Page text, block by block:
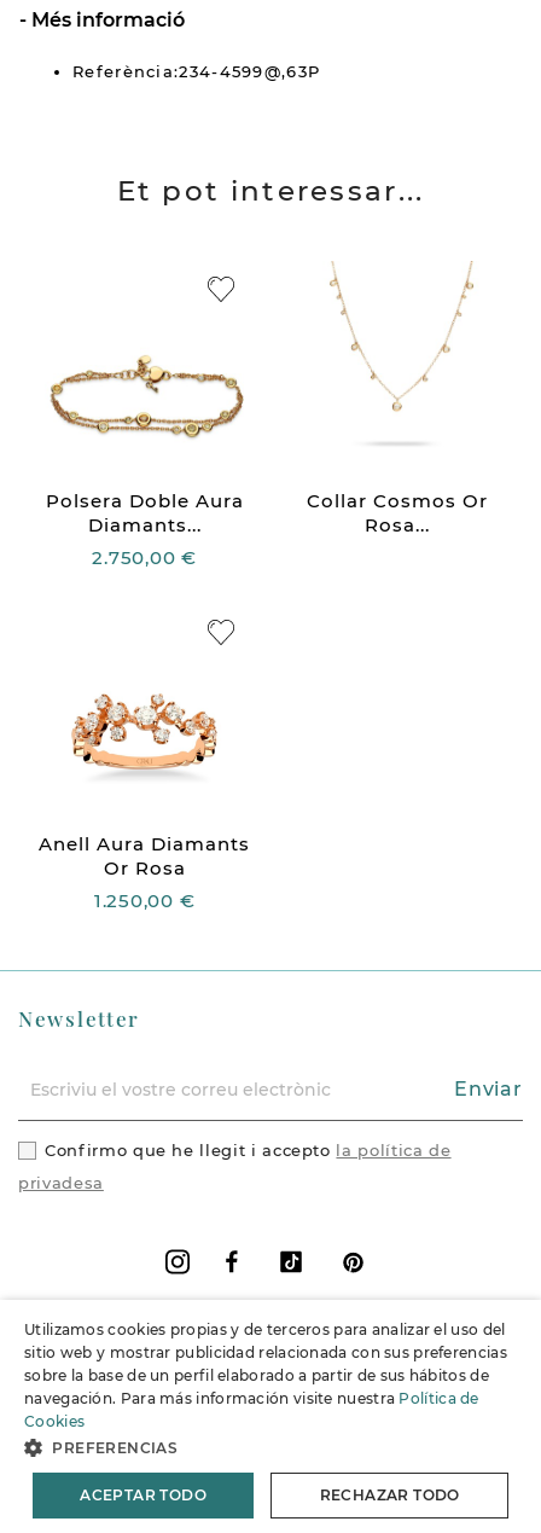
Més informació
Referència:234-4599@,63P
Et pot interessar...
Polsera Doble Aura
Diamants...
2.750,00 €
Collar Cosmos Or
Rosa...
Anell Aura Diamants
Or Rosa
1.250,00 €
Informació
Suport
© 2026 Joieria Grau.Tots els drets reservats.
Newsletter
Enviar
Confirmo que he llegit i accepto la política de
privadesa
FacebookVimeo
Instagram
Utilizamos cookies propias y de terceros para analizar el uso del
sitio web y mostrar publicidad relacionada con sus preferencias
sobre la base de un perfil elaborado a partir de sus hábitos de
navegación. Para más información visite nuestra Política de
Cookies
PREFERENCIAS
ACEPTAR TODO RECHAZAR TODO